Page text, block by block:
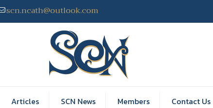
scn.ncath@outlook.com
Articles SCN News Members Contact Us